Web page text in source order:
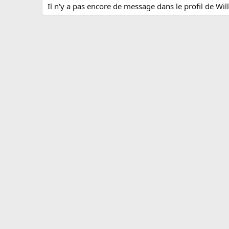
Il n'y a pas encore de message dans le profil de